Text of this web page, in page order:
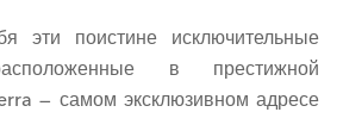
эти поистине исключительные
в престижной
— самом эксклюзивном адресе